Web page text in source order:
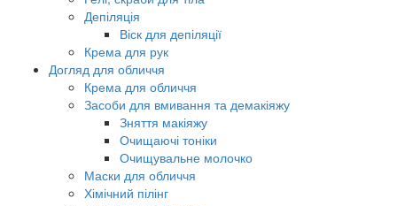
Депіляція
Віск для депіляції
Крема для рук
Догляд для обличчя
Крема для обличчя
Засоби для вмивання та демакіяжу
Зняття макіяжу
Очищаючі тоніки
Очищувальне молочко
Маски для обличчя
Хімічний пілінг